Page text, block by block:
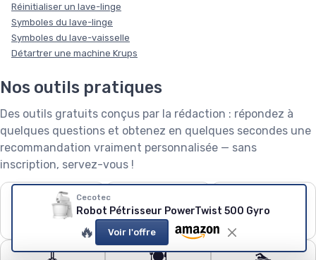
Cecotec
Robot Pétrisseur PowerTwist 500 Gyro
🔥 Voir l'offre
Réinitialiser un lave-linge
Symboles du lave-linge
Symboles du lave-vaisselle
Détartrer une machine Krups
Nos outils pratiques
Des outils gratuits conçus par la rédaction : répondez à
quelques questions et obtenez en quelques secondes une
recommandation vraiment personnalisée — sans
inscription, servez-vous !
❄️
Puissance de
Capacité de lave-
linge
Robot tondeuse : le